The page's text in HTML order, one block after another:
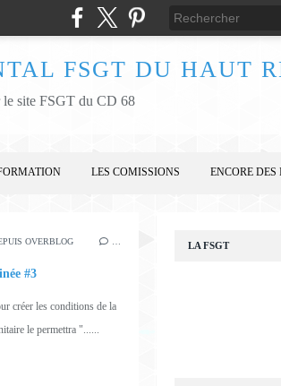
FSGT DU HAUT
le site FSGT du CD 68
LES COMISSIONS ENCORE DES
OVERBLOG
#3
créer les conditions de la
le permettra "......
LA FSGT